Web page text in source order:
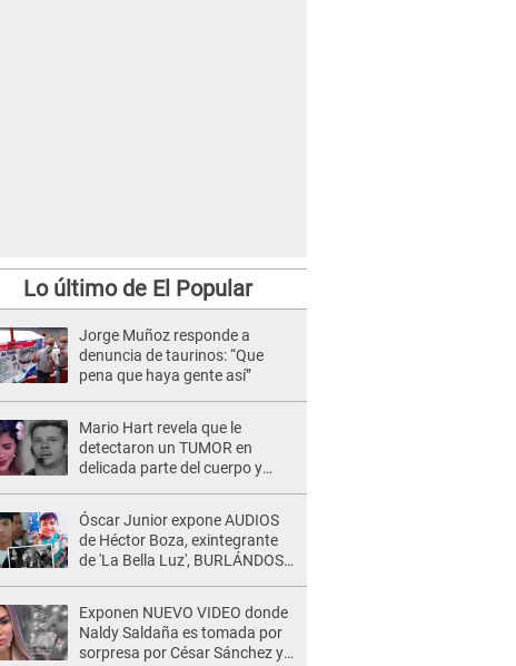
Lo último de El Popular
Jorge Muñoz responde a
denuncia de taurinos: “Que
pena que haya gente así”
Mario Hart revela que le
detectaron un TUMOR en
delicada parte del cuerpo y
muy fuertes..."
Óscar Junior expone AUDIOS
de Héctor Boza, exintegrante
de 'La Bella Luz', BURLÁNDOSE
Exponen NUEVO VIDEO donde
Naldy Saldaña es tomada por
sorpresa por César Sánchez y